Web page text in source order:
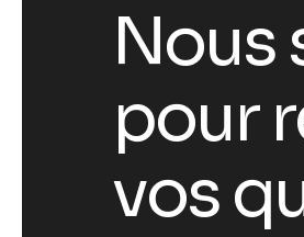
Nous
pour r
vosq